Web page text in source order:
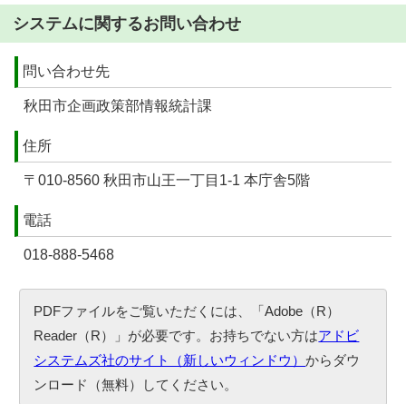
システムに関するお問い合わせ
問い合わせ先
秋田市企画政策部情報統計課
住所
〒010-8560 秋田市山王一丁目1-1 本庁舎5階
電話
018-888-5468
PDFファイルをご覧いただくには、「Adobe（R）
Reader（R）」が必要です。お持ちでない方はアドビ
システムズ社のサイト（新しいウィンドウ）からダウ
ンロード（無料）してください。